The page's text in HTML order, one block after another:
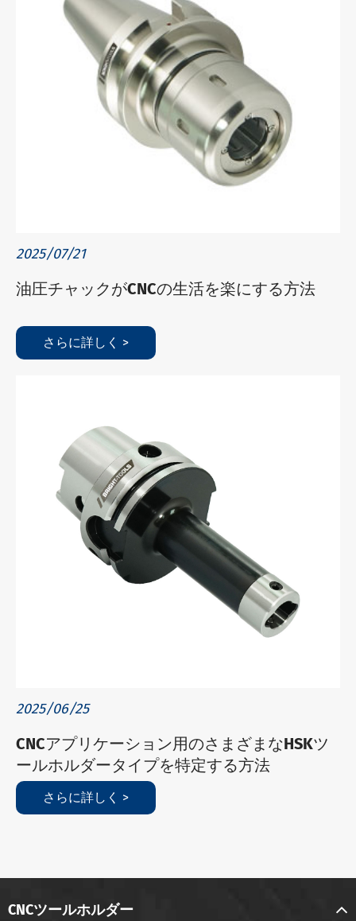
2025/07/21
油圧チャックがCNCの生活を楽にする方法
さらに詳しく >
2025/06/25
CNCアプリケーション用のさまざまなHSKツ
ールホルダータイプを特定する方法
さらに詳しく >
CNCツールホルダー